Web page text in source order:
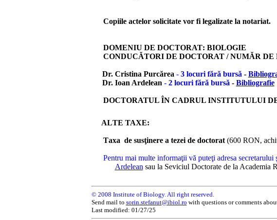
Copiile actelor solicitate vor fi legalizate la notariat.
DOMENIU DE DOCTORAT: BIOLOGIE
CONDUCĂTORI DE DOCTORAT / NUMĂR DE
Dr. Cristina Purcărea - 3locuri fără bursă -
Dr. Ioan Ardelean - 2locuri fără bursă - Bibliografie
DOCTORATUL ÎN CADRUL INSTITUTULUI
ALTE TAXE:
Taxa de susţinere a tezei de doctorat(600 RON,
Pentru mai multe informaţii vă puteţi adresa secretarului
Ardelean sau la Seviciul Doctorate de la Academia
© 2008 Institute of Biology. All right reserved.
Send mail to sorin.stefanut@ibiol.ro with questions or comments
Last modified: 01/27/25